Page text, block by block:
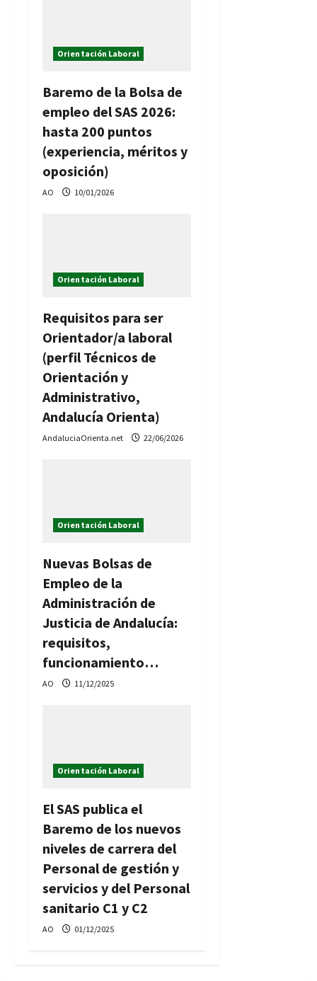
Orientación Laboral
Baremo de la Bolsa de
empleo del SAS 2026:
hasta 200 puntos
(experiencia, méritos y
oposición)
AO 10/01/2026
Orientación Laboral
Requisitos para ser
Orientador/a laboral
(perfil Técnicos de
Orientación y
Administrativo,
Andalucía Orienta)
AndaluciaOrienta.net 22/06/2026
Orientación Laboral
Nuevas Bolsas de
Empleo de la
Administración de
Justicia de Andalucía:
requisitos,
funcionamiento…
AO 11/12/2025
Orientación Laboral
El SAS publica el
Baremo de los nuevos
niveles de carrera del
Personal de gestión y
servicios y del Personal
sanitario C1 y C2
AO 01/12/2025